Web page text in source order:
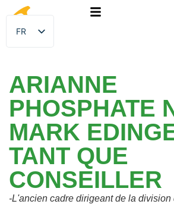
FR
EN
ARIANNE
PHOSPHATE
MARK
TANT QUE
CONSEILLER
-L'ancien cadre dirigeant de la